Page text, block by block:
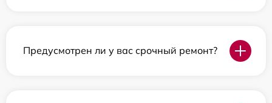
Предусмотрен ли у вас срочный ремонт?